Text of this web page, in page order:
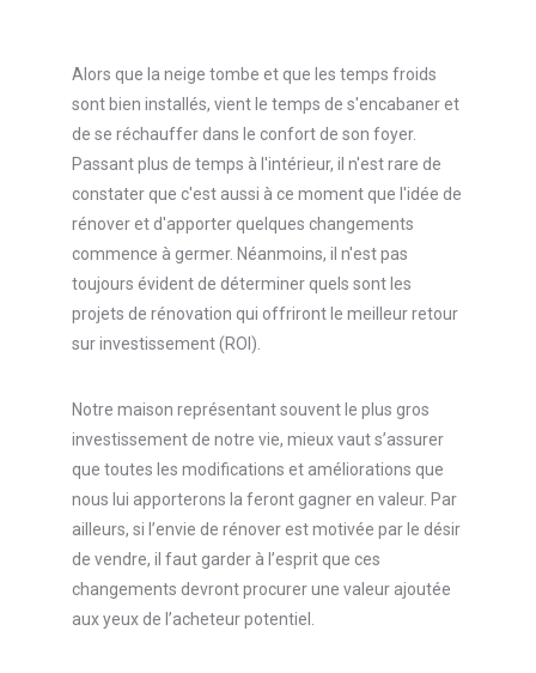
Alors que la neige tombe et que les temps froids
sont bien installés, vient le temps de s'encabaner et
de se réchauffer dans le confort de son foyer.
Passant plus de temps à l'intérieur, il n'est rare de
constater que c'est aussi à ce moment que l'idée de
rénover et d'apporter quelques changements
commence à germer. Néanmoins, il n'est pas
toujours évident de déterminer quels sont les
projets de rénovation qui offriront le meilleur retour
sur investissement (ROI).
Notre maison représentant souvent le plus gros
investissement de notre vie, mieux vaut s’assurer
que toutes les modifications et améliorations que
nous lui apporterons la feront gagner en valeur. Par
ailleurs, si l’envie de rénover est motivée par le désir
de vendre, il faut garder à l’esprit que ces
changements devront procurer une valeur ajoutée
aux yeux de l’acheteur potentiel.